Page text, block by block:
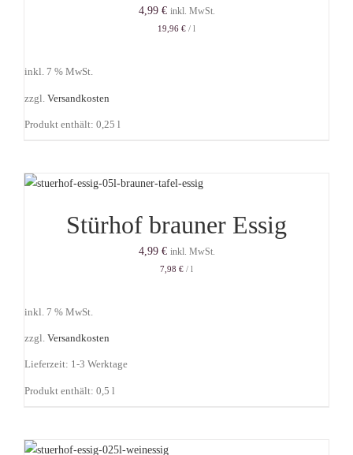
4,99 € inkl. MwSt.
19,96 € / l
inkl. 7 % MwSt.
zzgl. Versandkosten
Produkt enthält: 0,25 l
Stürhof brauner Essig
4,99 € inkl. MwSt.
7,98 € / l
inkl. 7 % MwSt.
zzgl. Versandkosten
Lieferzeit: 1-3 Werktage
Produkt enthält: 0,5 l